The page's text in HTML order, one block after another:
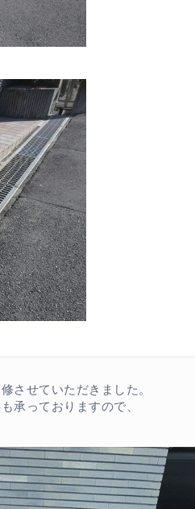
させていただきました。
承っておりますので、